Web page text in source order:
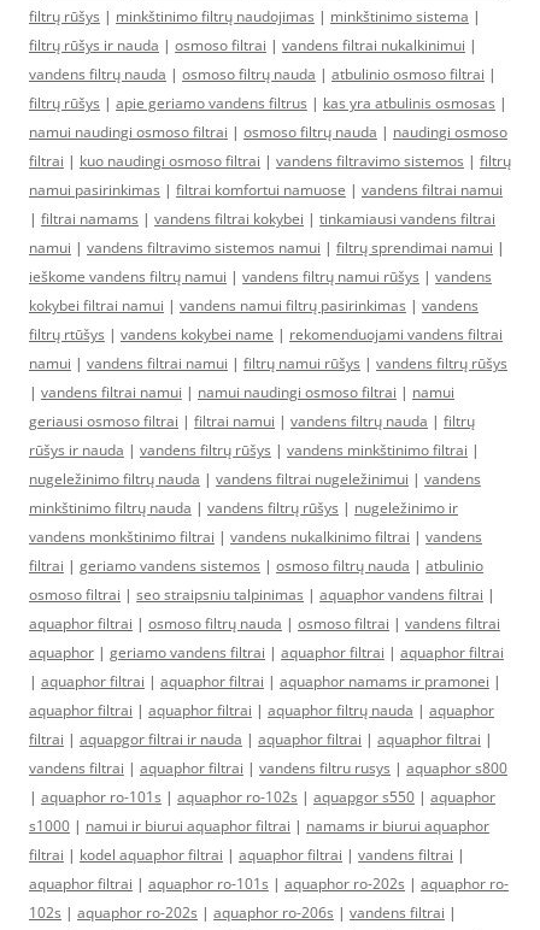
filtrų rūšys | minkštinimo filtrų naudojimas | minkštinimo sistema |
filtrų rūšys ir nauda | osmoso filtrai | vandens filtrai nukalkinimui |
vandens filtrų nauda | osmoso filtrų nauda | atbulinio osmoso filtrai |
filtrų rūšys | apie geriamo vandens filtrus | kas yra atbulinis osmosas |
namui naudingi osmoso filtrai | osmoso filtrų nauda | naudingi osmoso
filtrai | kuo naudingi osmoso filtrai | vandens filtravimo sistemos | filtrų
namui pasirinkimas | filtrai komfortui namuose | vandens filtrai namui
| filtrai namams | vandens filtrai kokybei | tinkamiausi vandens filtrai
namui | vandens filtravimo sistemos namui | filtrų sprendimai namui |
ieškome vandens filtrų namui | vandens filtrų namui rūšys | vandens
kokybei filtrai namui | vandens namui filtrų pasirinkimas | vandens
filtrų rtūšys | vandens kokybei name | rekomenduojami vandens filtrai
namui | vandens filtrai namui | filtrų namui rūšys | vandens filtrų rūšys
| vandens filtrai namui | namui naudingi osmoso filtrai | namui
geriausi osmoso filtrai | filtrai namui | vandens filtrų nauda | filtrų
rūšys ir nauda | vandens filtrų rūšys | vandens minkštinimo filtrai |
nugeležinimo filtrų nauda | vandens filtrai nugeležinimui | vandens
minkštinimo filtrų nauda | vandens filtrų rūšys | nugeležinimo ir
vandens monkštinimo filtrai | vandens nukalkinimo filtrai | vandens
filtrai | geriamo vandens sistemos | osmoso filtrų nauda | atbulinio
osmoso filtrai | seo straipsniu talpinimas | aquaphor vandens filtrai |
aquaphor filtrai | osmoso filtrų nauda | osmoso filtrai | vandens filtrai
aquaphor | geriamo vandens filtrai | aquaphor filtrai | aquaphor filtrai
| aquaphor filtrai | aquaphor filtrai | aquaphor namams ir pramonei |
aquaphor filtrai | aquaphor filtrai | aquaphor filtrų nauda | aquaphor
filtrai | aquapgor filtrai ir nauda | aquaphor filtrai | aquaphor filtrai |
vandens filtrai | aquaphor filtrai | vandens filtru rusys | aquaphor s800
| aquaphor ro-101s | aquaphor ro-102s | aquapgor s550 | aquaphor
s1000 | namui ir biurui aquaphor filtrai | namams ir biurui aquaphor
filtrai | kodel aquaphor filtrai | aquaphor filtrai | vandens filtrai |
aquaphor filtrai | aquaphor ro-101s | aquaphor ro-202s | aquaphor ro-
102s | aquaphor ro-202s | aquaphor ro-206s | vandens filtrai |